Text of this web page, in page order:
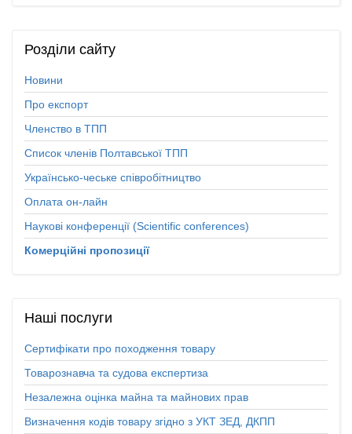
Розділи сайту
Новини
Про експорт
Членство в ТПП
Список членів Полтавської ТПП
Українсько-чеське співробітництво
Оплата он-лайн
Наукові конференції (Scientific conferences)
Комерційні пропозиції
Наші послуги
Сертифікати про походження товару
Товарознавча та судова експертиза
Незалежна оцінка майна та майнових прав
Визначення кодів товару згідно з УКТ ЗЕД, ДКПП